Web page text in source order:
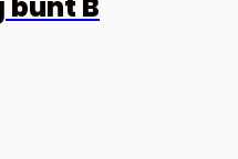
bunt B